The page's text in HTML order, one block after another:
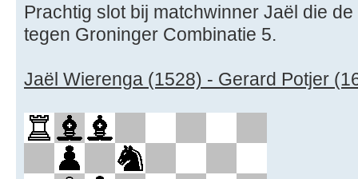
Prachtig slot bij matchwinner Jaël die
tegen Groninger Combinatie 5.
Jaël Wierenga (1528) - Gerard Potjer